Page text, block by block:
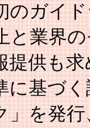
のガイ
と業界
提供も
に基づ
」を発